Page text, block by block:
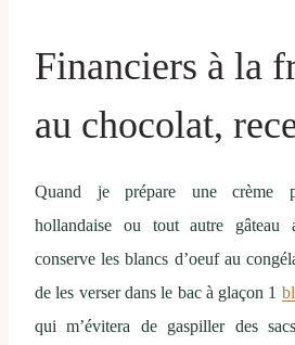
Financiers à la
au chocolat,
Quand je prépare une crème
hollandaise ou tout autre gâteau
conserve les blancs d’oeuf au
de les verser dans le bac à glaçon 1
qui m’évitera de gaspiller des